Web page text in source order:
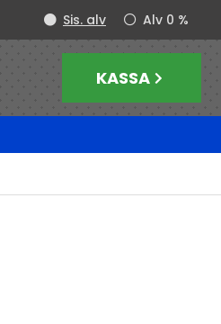
Alv 0 %
Sis. alv
KASSA